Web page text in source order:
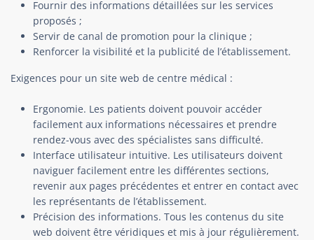
Fournir des informations détaillées sur les services
proposés ;
Servir de canal de promotion pour la clinique ;
Renforcer la visibilité et la publicité de l’établissement.
Exigences pour un site web de centre médical :
Ergonomie. Les patients doivent pouvoir accéder
facilement aux informations nécessaires et prendre
rendez-vous avec des spécialistes sans difficulté.
Interface utilisateur intuitive. Les utilisateurs doivent
naviguer facilement entre les différentes sections,
revenir aux pages précédentes et entrer en contact avec
les représentants de l’établissement.
Précision des informations. Tous les contenus du site
web doivent être véridiques et mis à jour régulièrement.